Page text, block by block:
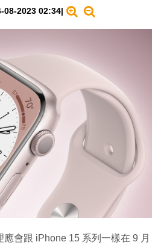
08-2023 02:34|
會跟 iPhone 15 系列一樣在 9 月